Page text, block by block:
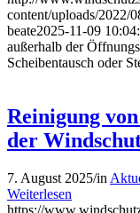
content/uploads/2022/
beate2025-11-09
außerhalb der
Scheibentausch oder
Reinigung
der
7. August 2025/in
Weiterlesen
https://